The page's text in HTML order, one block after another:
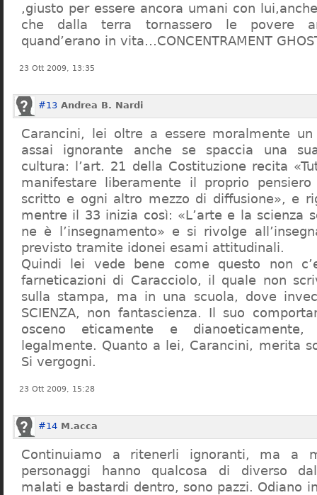
,giusto per essere ancora umani con
che dalla terra tornassero le povere
quand’erano in vita…CONCENTRAMENT
23 Ott 2009, 13:35
#13 Andrea B. Nardi
Carancini, lei oltre a essere moralmente
assai ignorante anche se spaccia una
cultura: l’art. 21 della Costituzione recita
manifestare liberamente il proprio
scritto e ogni altro mezzo di diffusione», e
mentre il 33 inizia così: «L’arte e la scienza
ne è l’insegnamento» e si rivolge
previsto tramite idonei esami attitudinali.
Quindi lei vede bene come questo non
farneticazioni di Caracciolo, il quale non
sulla stampa, ma in una scuola, dove
SCIENZA, non fantascienza. Il suo
osceno eticamente e dianoeticamente,
legalmente. Quanto a lei, Carancini, merita
Si vergogni.
23 Ott 2009, 15:28
#14 M.acca
Continuiamo a ritenerli ignoranti, ma a
personaggi hanno qualcosa di diverso
malati e bastardi dentro, sono pazzi. Odiano